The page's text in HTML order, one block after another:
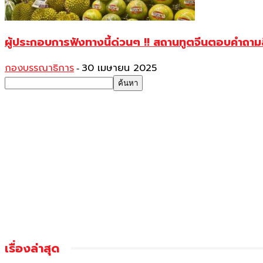
ผู้ประกอบการฟังทางนี้ด่วนๆ !! สถานทูตจีนตอบคำถา
กองบรรณาธิการ - 30 เมษายน 2025
เรื่องล่าสุด